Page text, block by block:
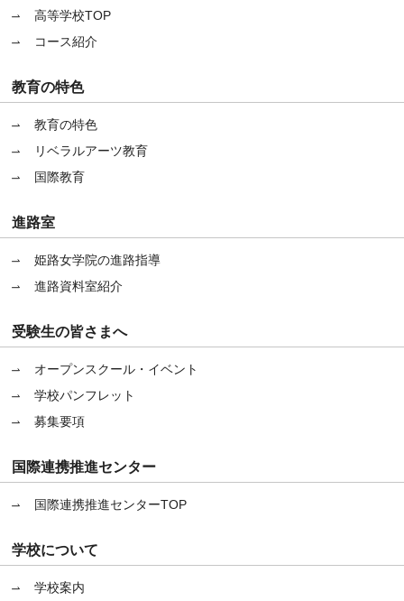
高等学校TOP
コース紹介
教育の特色
教育の特色
リベラルアーツ教育
国際教育
進路室
姫路女学院の進路指導
進路資料室紹介
受験生の皆さまへ
オープンスクール・イベント
学校パンフレット
募集要項
国際連携推進センター
国際連携推進センターTOP
学校について
学校案内